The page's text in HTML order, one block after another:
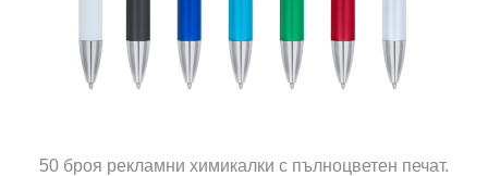
50 броя рекламни химикалки с пълноцветен печат.